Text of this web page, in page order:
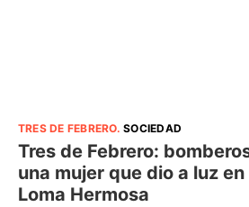
TRES DE FEBRERO.SOCIEDAD
Tres de Febrero:
una mujer que dio a luz
Loma Hermosa